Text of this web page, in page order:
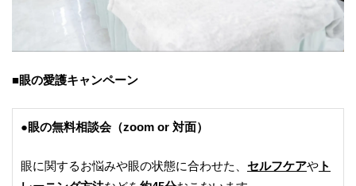
■眼の愛護キャンペーン
●眼の無料相談会（zoom or 対面）
眼に関するお悩みや眼の状態に合わせた、 セルフケアや ト